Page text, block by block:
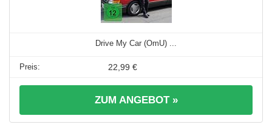
Drive My Car (OmU) ...
22,99 €
ZUM ANGEBOT »